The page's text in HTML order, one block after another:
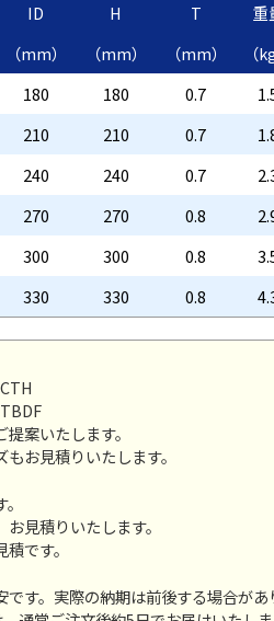
ID H T
重
（mm） （mm） （mm）
（
180 180 0.7
210 210 0.7
240 240 0.7
270 270 0.8
300 300 0.8
330 330 0.8
案いたします。
お見積りいたします。
見積りいたします。
です。
です。実際の納期は前後する場合があ